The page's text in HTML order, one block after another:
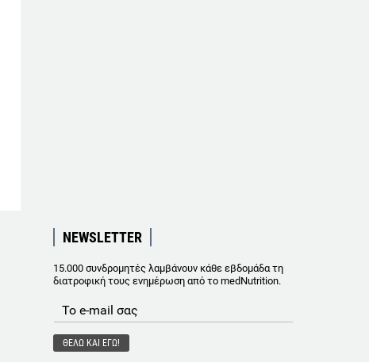
NEWSLETTER
15.000 συνδρομητές λαμβάνουν κάθε εβδομάδα τη
διατροφική τους ενημέρωση από το medNutrition.